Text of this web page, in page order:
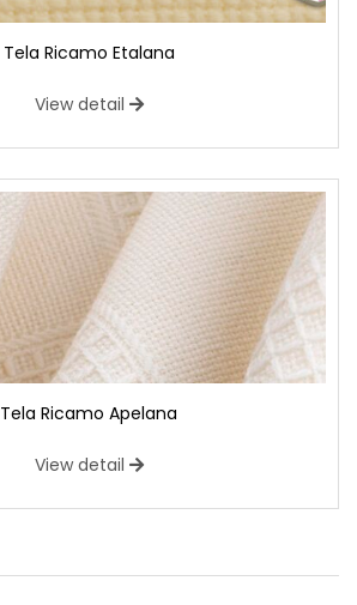
Tela Ricamo Etalana
View detail
Tela Ricamo Apelana
View detail